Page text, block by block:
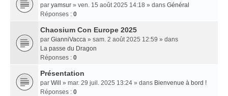
par yamsur » ven. 15 août 2025 14:18 » dans Général
Réponses : 0
Chaosium Con Europe 2025
par GianniVacca » sam. 2 août 2025 12:59 » dans
La passe du Dragon
Réponses : 0
Présentation
par Will » mar. 29 juil. 2025 13:24 » dans Bienvenue à bord !
Réponses : 0